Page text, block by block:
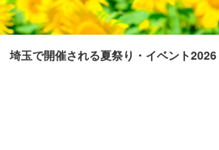
埼玉で開催される夏祭り・イベント2026